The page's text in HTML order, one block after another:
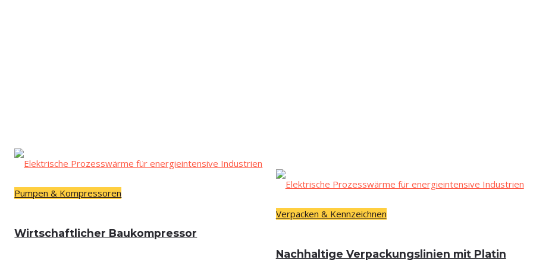
Pumpen & Kompressoren
Wirt­schaft­li­cher Baukompressor
Verpacken & Kennzeichnen
Nach­hal­ti­ge Ver­pa­ckungs­li­ni­en mit Pla­tin